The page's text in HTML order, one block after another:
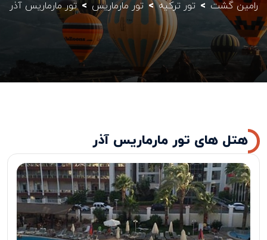
رامین گشت تور ترکیه تور مارماریس تور مارماریس آذر
هتل های تور مارماریس آذر